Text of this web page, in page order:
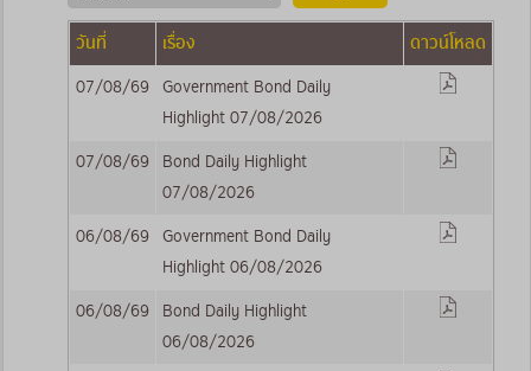
วันที่ เรื่อง
ดาวน์โหลด
07/08/69 Government Bond Daily
Highlight 07/08/2026
07/08/69 Bond Daily Highlight
07/08/2026
06/08/69 Government Bond Daily
Highlight 06/08/2026
06/08/69 Bond Daily Highlight
06/08/2026